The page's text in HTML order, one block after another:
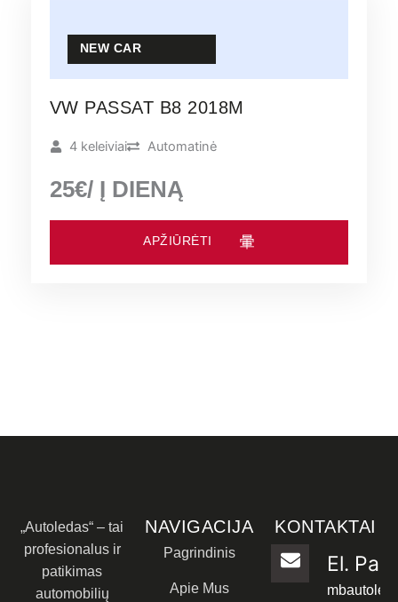
NEW CAR
VW PASSAT B8 2018M
4 keleiviai Automatinė
25€/ Į DIENĄ
APŽIŪRĖTI
„Autoledas“ – tai
profesionalus ir
patikimas
automobilių
NAVIGACIJA
Pagrindinis
Apie Mus
KONTAKTAI
El.